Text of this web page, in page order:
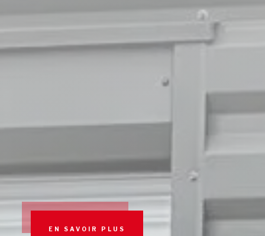
EN SAVOIR PLUS